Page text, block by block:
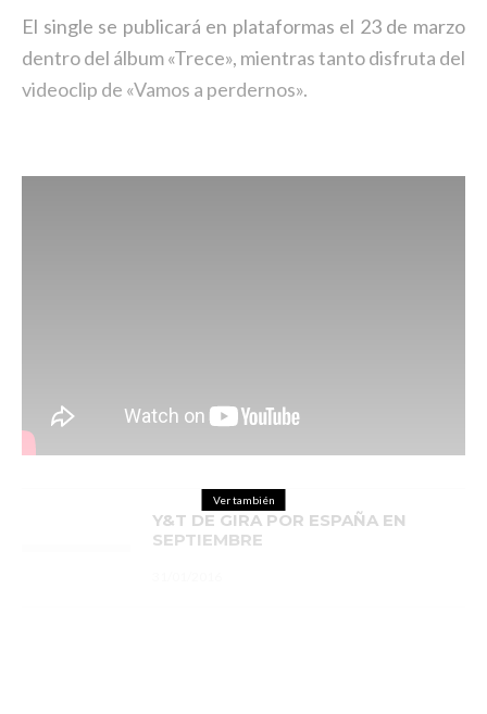
El single se publicará en plataformas el 23 de marzo
dentro del álbum «Trece», mientras tanto disfruta del
videoclip de «Vamos a perdernos».
Ver también
Y&T DE GIRA POR ESPAÑA EN
SEPTIEMBRE